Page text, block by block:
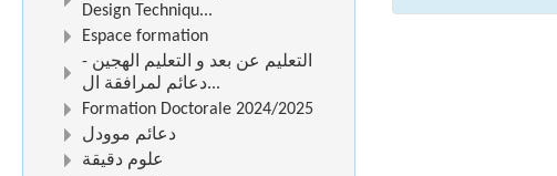
Design Techniqu...
Espace formation
التعليم عن بعد و التعليم الهجين -
دعائم لمرافقة ال...
Formation Doctorale 2024/2025
دعائم موودل
علوم دقيقة